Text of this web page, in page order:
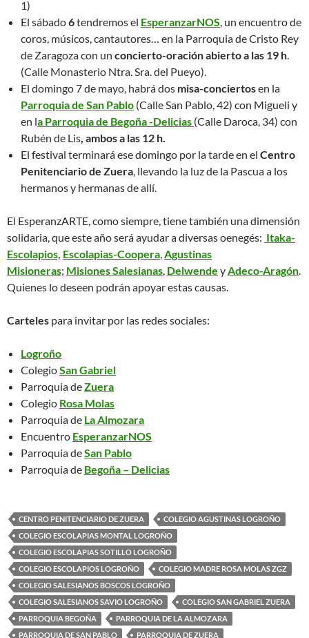
1)
El sábado6tendremos el EsperanzarNOS, un encuentro de
coros, músicos, cantautores… en la Parroquia de Cristo Rey
de Zaragoza con un concierto-oración abierto a las 19 h.
(Calle Monasterio Ntra. Sra. del Pueyo).
El domingo 7 de mayo, habrá dos misa-conciertosen la
Parroquia de San Pablo (Calle San Pablo, 42) con Migueli y
en la Parroquia de Begoña -Delicias (Calle Daroca, 34) con
Rubén de Lis, ambos a las 12 h.
El festival terminará ese domingo por la tarde en el Centro
Penitenciario de Zuera, llevando la luz de la Pascua a los
hermanos y hermanas de allí.
El EsperanzARTE, como siempre, tiene también una dimensión
solidaria, que este año será ayudar a diversas oenegés: Itaka-
Escolapios, Escolapias-Coopera,Agustinas
Misioneras; Misiones Salesianas, Delwende yAdeco-Aragón.
Quienes lo deseen podrán apoyar estas causas.
Carteles para invitar por las redes sociales:
Logroño
ColegioSan Gabriel
Parroquia deZuera
Colegio Rosa Molas
Parroquia de La Almozara
Encuentro EsperanzarNOS
Parroquia deSan Pablo
Parroquia de Begoña – Delicias
CENTRO PENITENCIARIO DE ZUERA
COLEGIO AGUSTINAS LOGROÑO
COLEGIO ESCOLAPIAS MONTAL LOGROÑO
COLEGIO ESCOLAPIAS SOTILLO LOGROÑO
COLEGIO ESCOLAPIOS LOGROÑO
COLEGIO MADRE ROSA MOLAS ZGZ
COLEGIO SALESIANOS BOSCOS LOGROÑO
COLEGIO SALESIANOS SAVIO LOGROÑO
COLEGIO SAN GABRIEL ZUERA
PARROQUIA BEGOÑA
PARROQUIA DE LA ALMOZARA
PARROQUIA DE SAN PABLO
PARROQUIA DE ZUERA